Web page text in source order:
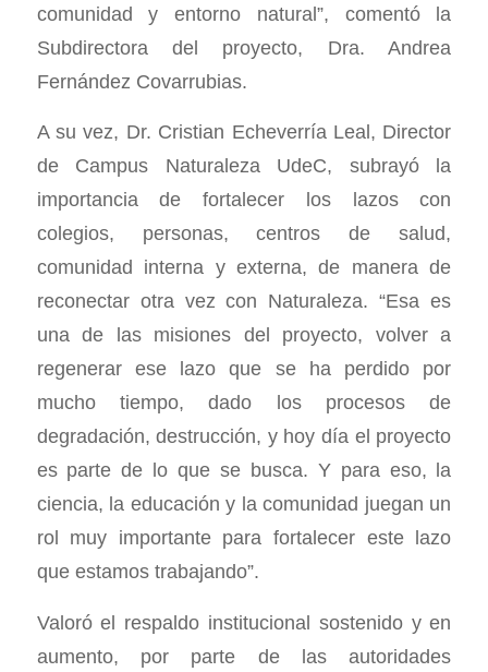
comunidad y entorno natural”, comentó la
Subdirectora del proyecto, Dra. Andrea
Fernández Covarrubias.
A su vez, Dr. Cristian Echeverría Leal, Director
de Campus Naturaleza UdeC, subrayó la
importancia de fortalecer los lazos con
colegios, personas, centros de salud,
comunidad interna y externa, de manera de
reconectar otra vez con Naturaleza. “Esa es
una de las misiones del proyecto, volver a
regenerar ese lazo que se ha perdido por
mucho tiempo, dado los procesos de
degradación, destrucción, y hoy día el proyecto
es parte de lo que se busca. Y para eso, la
ciencia, la educación y la comunidad juegan un
rol muy importante para fortalecer este lazo
que estamos trabajando”.
Valoró el respaldo institucional sostenido y en
aumento, por parte de las autoridades